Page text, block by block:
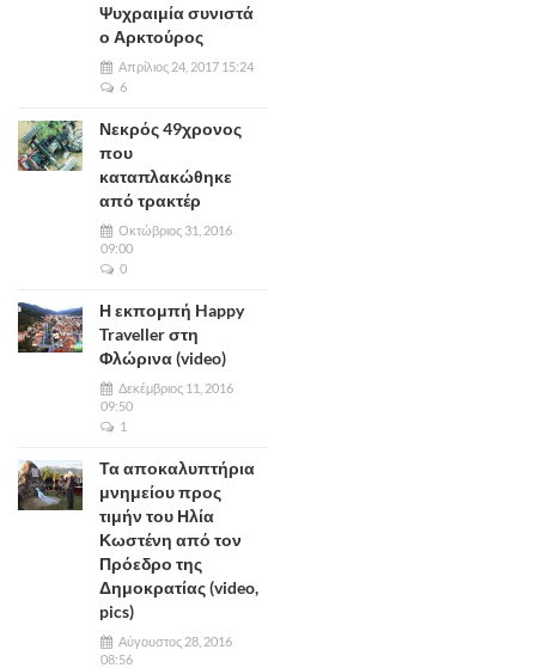
Ψυχραιμία συνιστά
ο Αρκτούρος
Απρίλιος 24, 2017 15:24
6
Νεκρός 49χρονος
που
καταπλακώθηκε
από τρακτέρ
Οκτώβριος 31, 2016
09:00
0
Η εκπομπή Happy
Traveller στη
Φλώρινα (video)
Δεκέμβριος 11, 2016
09:50
1
Τα αποκαλυπτήρια
μνημείου προς
τιμήν του Ηλία
Κωστένη από τον
Πρόεδρο της
Δημοκρατίας (video,
pics)
Αύγουστος 28, 2016
08:56